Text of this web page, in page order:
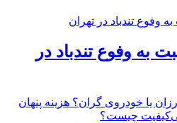
به وفوع تندباد در
یا خودروی گران؟ هزینه پنهان
چیست؟